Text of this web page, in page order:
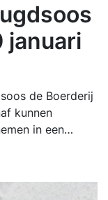
januari
de Boerderij
kunnen
in een…